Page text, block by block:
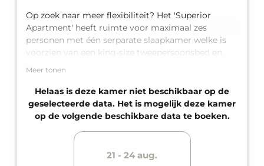
Op zoek naar meer flexibiliteit? Het 'Superior
Apartment' heeft ruimte voor maximaal zes
personen met één serparate slaapkamer welke is
voorzien van een king-size tweepersoonsbed en
een extra stapelbed voor twee personen, plus een
woonruimte. Het appartement is uitgerust met
een eigen badkamer met douche, een volledig
uitgeruste keuken en een privé-balkon.
Meer tonen
Helaas is deze kamer niet beschikbaar op de
geselecteerde data. Het is mogelijk deze kamer
op de volgende beschikbare data te boeken.
21 - 24 aug.